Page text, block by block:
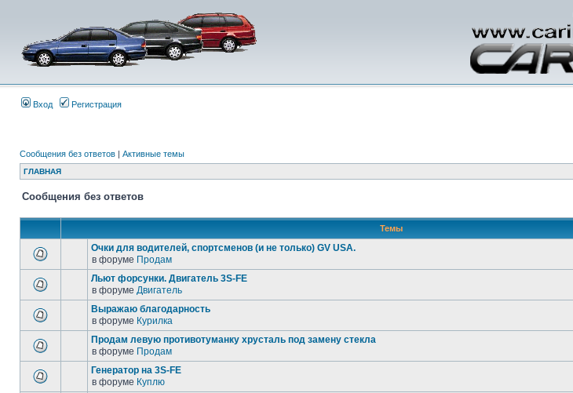
Вход Регистрация
Сообщения без ответов | Активные темы
ГЛАВНАЯ
Сообщения без ответов
Темы
Очки для водителей, спортсменов (и не только) GV USA.
в форуме Продам
Льют форсунки. Двигатель 3S-FE
в форуме Двигатель
Выражаю благодарность
в форуме Курилка
Продам левую противотуманку хрусталь под замену стекла
в форуме Продам
Генератор на 3S-FE
в форуме Куплю